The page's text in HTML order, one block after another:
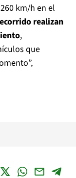
km/h en el
realizan
,
que